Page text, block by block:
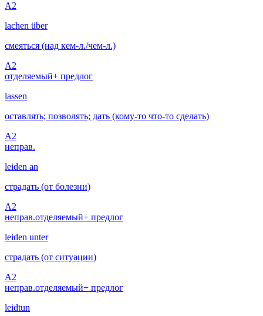
A2
lachen über
смеяться (над кем-л./чем-л.)
A2
отделяемый+ предлог
lassen
оставлять; позволять; дать (кому-то что-то сделать)
A2
неправ.
leiden an
страдать (от болезни)
A2
неправ.отделяемый+ предлог
leiden unter
страдать (от ситуации)
A2
неправ.отделяемый+ предлог
leidtun